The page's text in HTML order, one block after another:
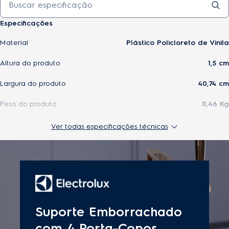
Especificações
Material Plástico Policloreto de Vinila
Altura do produto 1,5 cm
Largura do produto 40,74 cm
Peso do produto 0,46 Kg
Profundidade do produto 1,2 cm
Dimensões do produto (AxLxP)
Largura do produto embalado 41,2 cm
Ver todas especificações técnicas